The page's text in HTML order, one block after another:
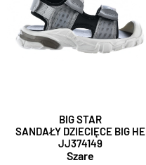
BIG STAR
SANDAŁY DZIECIĘCE BIG HE
JJ374149
Szare